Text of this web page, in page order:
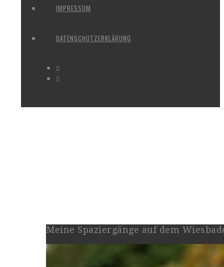
IMPRESSUM
DATENSCHUTZERKLÄRUNG
Meine Spaziergänge auf dem